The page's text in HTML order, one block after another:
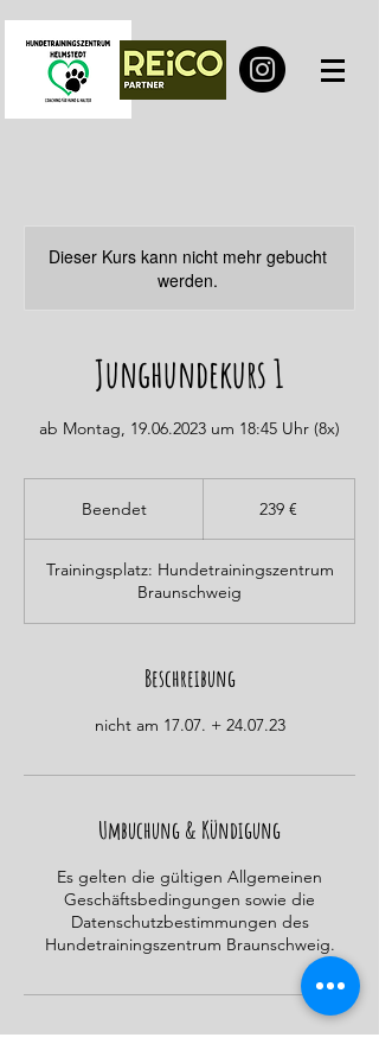
Dieser Kurs kann nicht mehr gebucht
werden.
Junghundekurs 1
ab Montag, 19.06.2023 um 18:45 Uhr (8x)
BeendetB
n
d
e
239 €
Trainingsplatz: Hundetrainingszentrum
Braunschweig
Beschreibung
nicht am 17.07. + 24.07.23
Umbuchung & Kündigung
Es gelten die gültigen Allgemeinen
Geschäftsbedingungen sowie die
Datenschutzbestimmungen des
Hundetrainingszentrum Braunschweig.